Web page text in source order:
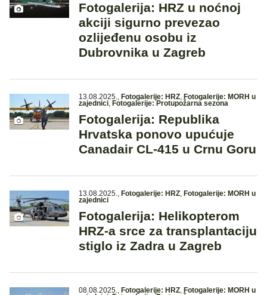
Fotogalerija: HRZ u noćnoj
akciji sigurno prevezao
ozlijeđenu osobu iz
Dubrovnika u Zagreb
13.08.2025., Fotogalerije: HRZ, Fotogalerije: MORH u
zajednici, Fotogalerije: Protupožarna sezona
Fotogalerija: Republika
Hrvatska ponovo upućuje
Canadair CL-415 u Crnu Goru
13.08.2025., Fotogalerije: HRZ, Fotogalerije: MORH u
zajednici
Fotogalerija: Helikopterom
HRZ-a srce za transplantaciju
stiglo iz Zadra u Zagreb
08.08.2025., Fotogalerije: HRZ, Fotogalerije: MORH u